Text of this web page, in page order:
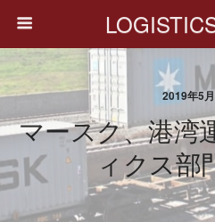
2019年5
マースク、港湾
ィクス部